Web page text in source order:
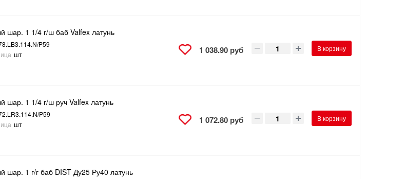
шар. 1 1/4 г/ш баб Valfex латунь
P59
шт
1 038.90 руб В корзину
шар. 1 1/4 г/ш руч Valfex латунь
P59
шт
1 072.80 руб В корзину
шар. 1 г/г баб DIST Ду25 Ру40 латунь